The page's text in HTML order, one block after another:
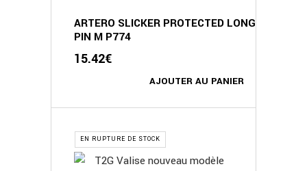
AJOUTER AU PANIER
ARTERO SLICKER PROTECTED LONG
PIN M P774
15.42€
EN RUPTURE DE STOCK